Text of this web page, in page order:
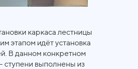
каркаса лестницы
этапом идёт установка
В данном конкретном
ступени выполнены из